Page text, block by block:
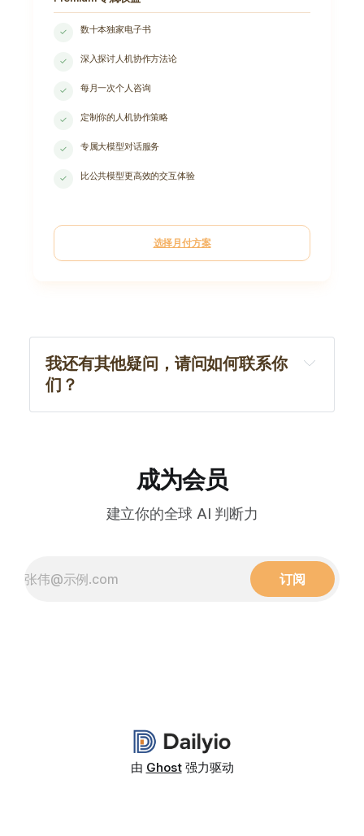
✓ 数十本独家电子书
✓ 深入探讨人机协作方法论
✓ 每月一次个人咨询
✓ 定制你的人机协作策略
✓ 专属大模型对话服务
✓ 比公共模型更高效的交互体验
选择月付方案
我还有其他疑问，请问如何联系你
们？
成为会员
建立你的全球 AI 判断力
订阅
由 Ghost强力驱动